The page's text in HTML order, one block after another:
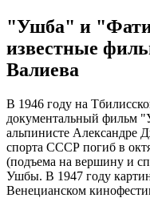
"Ушба" и
известные
Валиева
В 1946 году на
документальный фильм
альпинисте Александре
спорта СССР погиб в
(подъема на вершину и
Ушбы. В 1947 году
Венецианском